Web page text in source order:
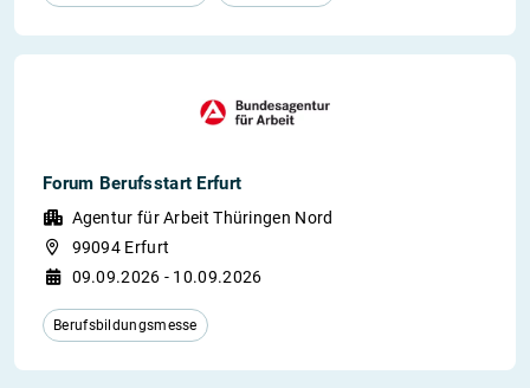
Forum Berufsstart Erfurt
Agentur für Arbeit Thüringen Nord
99094 Erfurt
09.09.2026 - 10.09.2026
Berufsbildungsmesse